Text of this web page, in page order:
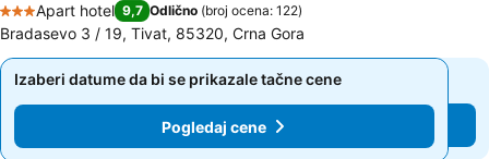
3 Zvezdice
Apart hotel 9,7 Odlično (broj ocena: 122)
Bradasevo 3 / 19, Tivat, 85320, Crna Gora
Izaberi datume da bi se prikazale tačne cene
Pogledaj cene
Izaberi datume da bi se prikazale tačne cene
Pogledaj cene